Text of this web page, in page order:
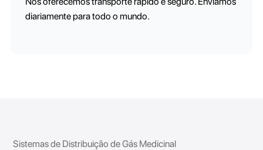
diariamente para todo o mundo.
Sistemas de Distribuição de Gás Medicinal